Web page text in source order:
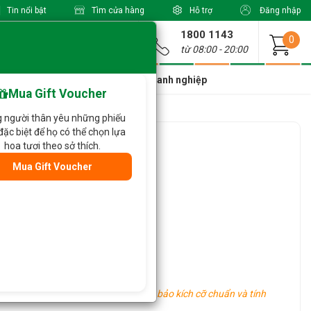
Tin nổi bật Tìm cửa hàng Hỗ trợ Đăng nhập
1800 1143
từ 08:00 - 20:00
0
Dành cho doanh nghiệp
832
khác tùy vào tình hình thực tế.
vực khác nhau, tuy nhiên vẫn đảm bảo kích cỡ chuẩn và tính
Mua Gift Voucher
người thân yêu những phiếu
biệt để họ có thể chọn lựa
hoa tươi theo sở thích.
Mua Gift Voucher